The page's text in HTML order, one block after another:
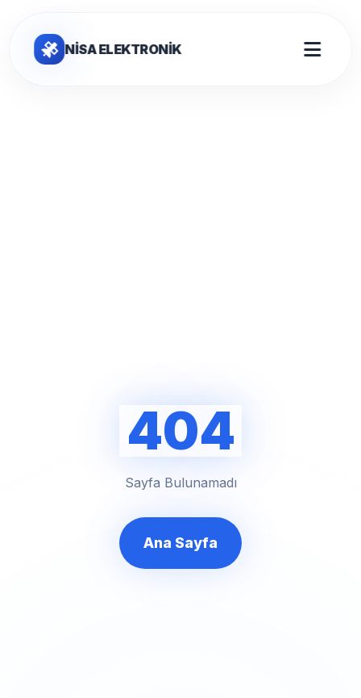
NİSA ELEKTRONİK
404
Sayfa Bulunamadı
Ana Sayfa